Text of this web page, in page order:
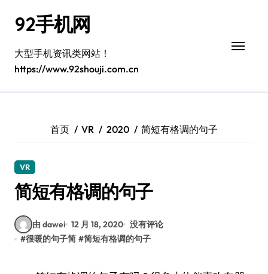
92手机网
大型手机资讯类网站！
https://www.92shouji.com.cn
首页 VR 2020 简短有格调的句子
VR
简短有格调的句子
由 dawei 12 月 18, 2020 没有评论
#很暖的句子简 #简短有格调的句子